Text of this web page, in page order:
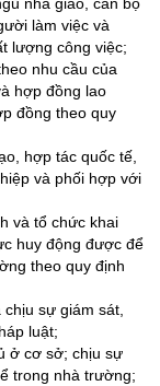
làm việc và
lượng công việc;
nhu cầu của
hợp đồng lao
đồng theo quy
hợp tác quốc tế,
và phối hợp với
và tổ chức khai
huy động được để
theo quy định
sự giám sát,
luật;
ở cơ sở; chịu sự
trong nhà trường;